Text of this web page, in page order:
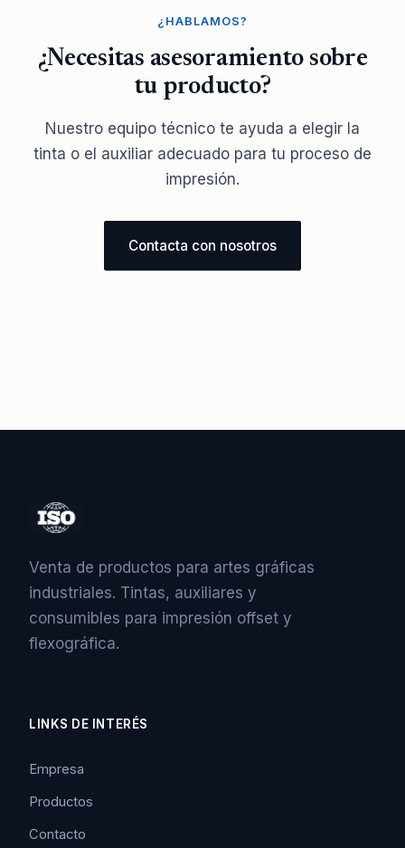
¿HABLAMOS?
¿Necesitas asesoramiento sobre
tu producto?
Nuestro equipo técnico te ayuda a elegir la
tinta o el auxiliar adecuado para tu proceso de
impresión.
Contacta con nosotros
Venta de productos para artes gráficas
industriales. Tintas, auxiliares y
consumibles para impresión offset y
flexográfica.
LINKS DE INTERÉS
Empresa
Productos
Contacto